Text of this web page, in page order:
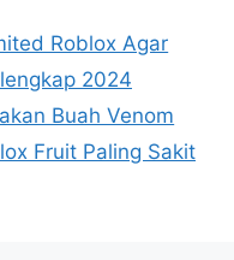
Roblox Agar
2024
Buah Venom
Fruit Paling Sakit